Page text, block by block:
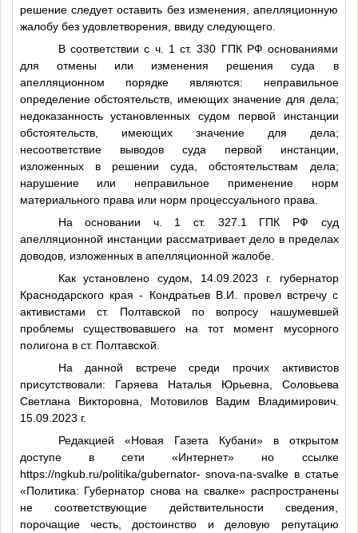
решение следует оставить без изменения, апелляционную
жалобу без удовлетворения, ввиду следующего.
В соответствии с ч. 1 ст. 330 ГПК РФ основаниями
для отмены или изменения решения суда в
апелляционном порядке являются: неправильное
определение обстоятельств, имеющих значение для дела;
недоказанность установленных судом первой инстанции
обстоятельств, имеющих значение для дела;
несоответствие выводов суда первой инстанции,
изложенных в решении суда, обстоятельствам дела;
нарушение или неправильное применение норм
материального права или норм процессуального права.
На основании ч. 1 ст. 327.1 ГПК РФ суд
апелляционной инстанции рассматривает дело в пределах
доводов, изложенных в апелляционной жалобе.
Как установлено судом, 14.09.2023 г. губернатор
Краснодарского края - Кондратьев В.И. провел встречу с
активистами ст. Полтавской по вопросу нашумевшей
проблемы существовавшего на тот момент мусорного
полигона в ст. Полтавской.
На данной встрече среди прочих активистов
присутствовали: Гаряева Наталья Юрьевна, Соловьева
Светлана Викторовна, Мотовилов Вадим Владимирович.
15.09.2023 г.
Редакцией «Новая Газета Кубани» в открытом
доступе в сети «Интернет» но ссылке
https://ngkub.ru/politika/gubernator- snova-na-svalke в статье
«Политика: Губернатор снова на свалке» распространены
не соответствующие действительности сведения,
порочащие честь, достоинство и деловую репутацию